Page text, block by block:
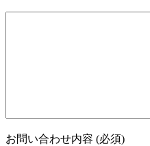
お問い合わせ内容 (必須)